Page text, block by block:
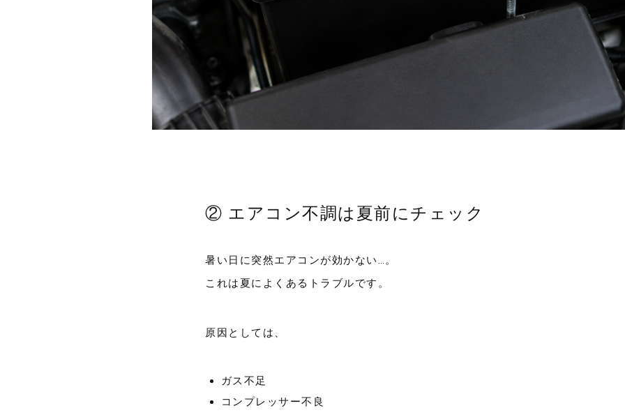
② エアコン不調は夏前にチェック
暑い日に突然エアコンが効かない…。
これは夏によくあるトラブルです。
原因としては、
ガス不足
コンプレッサー不良